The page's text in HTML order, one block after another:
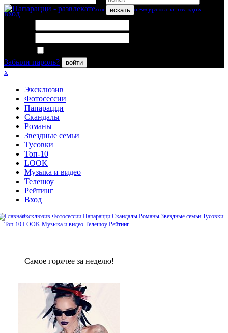
искать
вход
Забыли пароль?
войти
x
Эксклюзив
Фотосессии
Папарацци
Скандалы
Романы
Звездные семьи
Тусовки
Топ-10
LOOK
Музыка и видео
Телешоу
Рейтинг
Вход
Эксклюзив Фотосессии Папарацци Скандалы Романы Звездные семьи Тусовки
Топ-10 LOOK Музыка и видео Телешоу Рейтинг
Сaмое гoрячее за неделю!